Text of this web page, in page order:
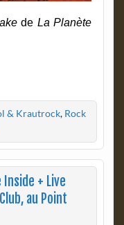
de La Planète
& Krautrock, Rock
Inside + Live
au Point